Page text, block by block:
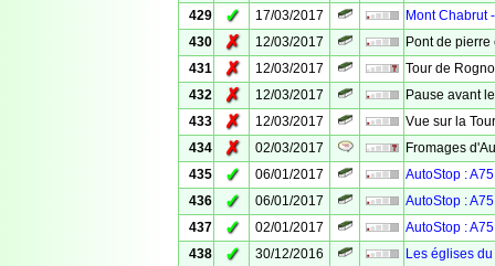
429 ✓ 17/03/2017
Mont Chabrut
430
✗ 12/03/2017
Pont de
431
✗ 12/03/2017
Tour de
432
✗ 12/03/2017
Pause avant
433
✗ 12/03/2017
Vue sur la
434
✗ 02/03/2017
Fromages
435
✓ 06/01/2017
AutoStop :
436
✓ 06/01/2017
AutoStop :
437
✓ 02/01/2017
AutoStop :
438
✓ 30/12/2016
Les églises